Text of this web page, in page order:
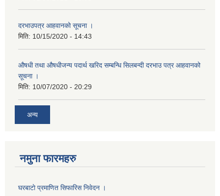
दरभाउपत्र आहवानको सूचना ।
मिति: 10/15/2020 - 14:43
औषधी तथा औषधीजन्य पदार्थ खरिद सम्बन्धि सिलबन्दी दरभाउ पत्र आहवानको
सूचना ।
मिति: 10/07/2020 - 20:29
अन्य
नमुना फारमहरु
घरबाटाे प्रमाणित सिफारिस निवेदन ।